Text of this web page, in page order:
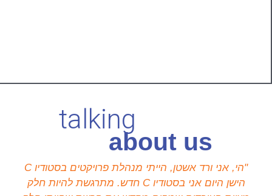
talking
about us
"הי, אני ורד אשטן, הייתי מנהלת פרויקטים בסטודיו C
הישן היום אני בסטודיו C חדש. מתרגשת להיות חלק